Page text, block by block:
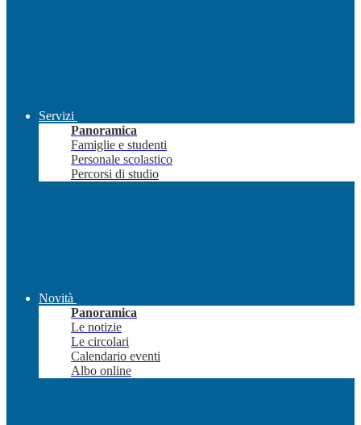
Servizi
Panoramica
Famiglie e studenti
Personale scolastico
Percorsi di studio
Novità
Panoramica
Le notizie
Le circolari
Calendario eventi
Albo online